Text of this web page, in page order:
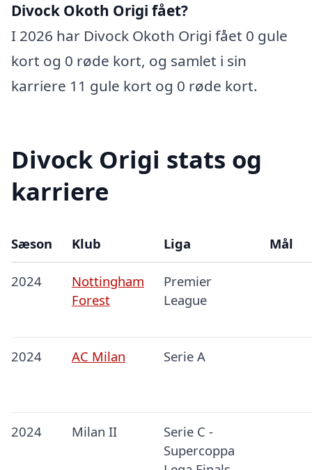
Divock Okoth Origi fået?
I 2026 har Divock Okoth Origi fået 0 gule
kort og 0 røde kort, og samlet i sin
karriere 11 gule kort og 0 røde kort.
Divock Origi stats og
karriere
Sæson Klub Liga Mål
2024
Nottingham
Forest
Premier
League
2024 AC Milan Serie A
2024 Milan II
Serie C -
Supercoppa